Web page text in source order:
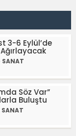
3-6 Eylül’de
SANAT
Söz Var”
Buluştu
SANAT